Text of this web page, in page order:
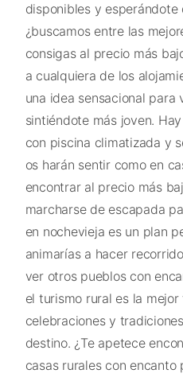
disponibles y
¿buscamos entre las
consigas al precio más
a cualquiera de los
una idea sensacional
sintiéndote más joven.
con piscina climatizada y
os harán sentir como en
encontrar al precio más
marcharse de escapada
en nochevieja es un plan
animarías a hacer
ver otros pueblos con
el turismo rural es la
celebraciones y
destino. ¿Te apetece
casas rurales con encanto